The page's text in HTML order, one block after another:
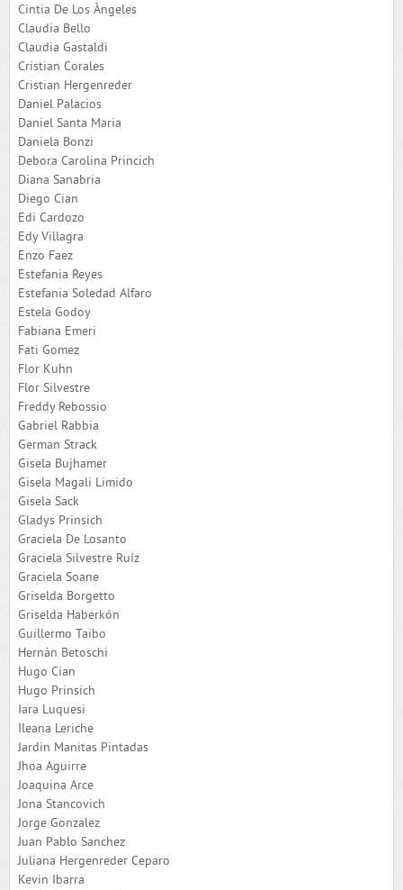
Cintia De Los Àngeles
Claudia Bello
Claudia Gastaldi
Cristian Corales
Cristian Hergenreder
Daniel Palacios
Daniel Santa Maria
Daniela Bonzi
Debora Carolina Princich
Diana Sanabria
Diego Cian
Edi Cardozo
Edy Villagra
Enzo Faez
Estefania Reyes
Estefania Soledad Alfaro
Estela Godoy
Fabiana Emeri
Fati Gomez
Flor Kuhn
Flor Silvestre
Freddy Rebossio
Gabriel Rabbia
German Strack
Gisela Bujhamer
Gisela Magali Limido
Gisela Sack
Gladys Prinsich
Graciela De Losanto
Graciela Silvestre Ruíz
Graciela Soane
Griselda Borgetto
Griselda Haberkón
Guillermo Taibo
Hernán Betoschi
Hugo Cian
Hugo Prinsich
Iara Luquesi
Ileana Leriche
Jardin Manitas Pintadas
Jhoa Aguirre
Joaquina Arce
Jona Stancovich
Jorge Gonzalez
Juan Pablo Sanchez
Juliana Hergenreder Ceparo
Kevin Ibarra